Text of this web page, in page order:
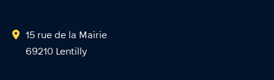
15 rue de la Mairie
69210 Lentilly